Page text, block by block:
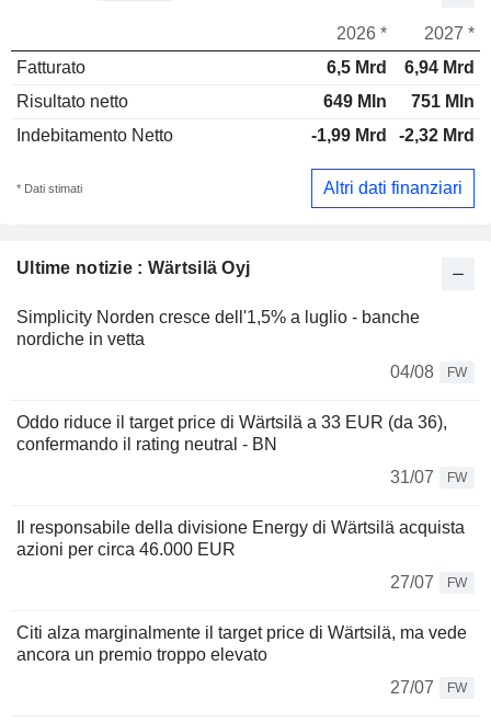
Ultime notizie : Wärtsilä Oyj
Simplicity Norden cresce dell'1,5% a luglio - banche
nordiche in vetta
04/08
FW
Oddo riduce il target price di Wärtsilä a 33 EUR (da 36),
confermando il rating neutral - BN
31/07
FW
Il responsabile della divisione Energy di Wärtsilä acquista
azioni per circa 46.000 EUR
27/07
FW
Citi alza marginalmente il target price di Wärtsilä, ma vede
ancora un premio troppo elevato
27/07
FW
2026 *
2027 *
Fatturato
6,5 Mrd
6,94 Mrd
Risultato netto
649 Mln
751 Mln
Indebitamento Netto
-1,99 Mrd -2,32 Mrd
* Dati stimati Altri dati finanziari